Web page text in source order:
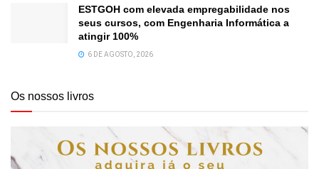
ESTGOH com elevada empregabilidade nos
seus cursos, com Engenharia Informática a
atingir 100%
6 DE AGOSTO, 2026
Os nossos livros